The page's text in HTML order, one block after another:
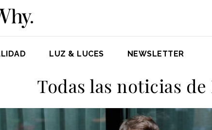
LUZ & LUCES NEWSLETTER
Todas las noticias